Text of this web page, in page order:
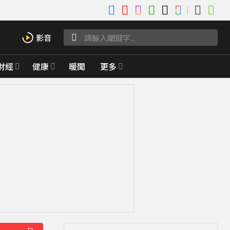
經 健康 暖聞 更多